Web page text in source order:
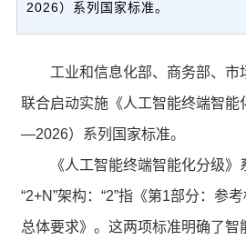
2026）系列国家标准。
工业和信息化部、商务部、市
联合启动实施《人工智能终端智能
—2026）系列国家标准。
《人工智能终端智能化分级》
“2+N”架构：“2”指《第1部分：参
总体要求》。这两项标准明确了智